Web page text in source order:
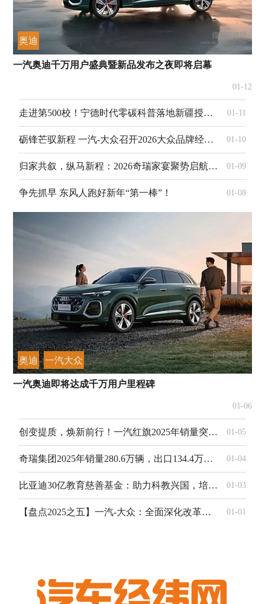
奥迪
一汽奥迪千万用户盛典暨新品发布之夜即将启幕
01-12
走进第500校！宁德时代零碳科普落地新疆授牌全国示范学校 01-11
砺锋芒驭新程 一汽-大众召开2026大众品牌经销商合作伙伴大会 01-10
归家共叙，纵马新程：2026奇瑞家宴聚势启航 共话新篇 01-09
争先抓早 东风人跑好新年“第一棒”！ 01-08
奥迪 一汽大众
一汽奥迪即将达成千万用户里程碑
01-06
创变提质，焕新前行！一汽红旗2025年销量突破46万辆 01-05
奇瑞集团2025年销量280.6万辆，出口134.4万辆蝉联中国汽车第一 01-04
比亚迪30亿教育慈善基金：助力科教兴国，培育未来人才 01-03
【盘点2025之五】一汽-大众：全面深化改革激发活力书写高质量发展时代新篇 01-01